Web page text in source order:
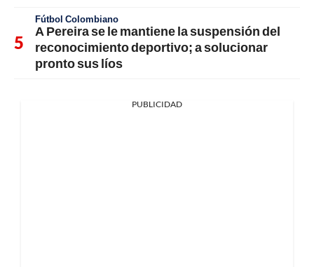
Fútbol Colombiano
A Pereira se le mantiene la suspensión del
reconocimiento deportivo; a solucionar
pronto sus líos
PUBLICIDAD